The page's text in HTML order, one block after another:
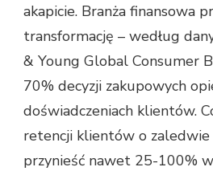
akapicie. Branża finansowa
transformację – według
& Young Global Consumer
70% decyzji zakupowych
doświadczeniach klientów.
retencji klientów o zaledwie
przynieść nawet 25-100%